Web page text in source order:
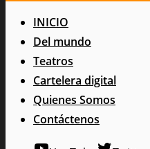
INICIO
Del mundo
Teatros
Cartelera digital
Quienes Somos
Contáctenos